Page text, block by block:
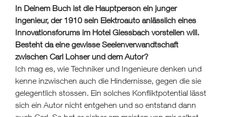
In Deinem Buch ist die Hauptperson ein junger
Ingenieur, der 1910 sein Elektroauto anlässlich eines
Innovationsforums im Hotel Giessbach vorstellen will.
Besteht da eine gewisse Seelenverwandtschaft
zwischen Carl Lohser und dem Autor?
Ich mag es, wie Techniker und Ingenieure denken und
kenne inzwischen auch die Hindernisse, gegen die sie
gelegentlich stossen. Ein solches Konfliktpotential lässt
sich ein Autor nicht entgehen und so entstand dann